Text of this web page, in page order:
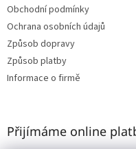
Obchodní podmínky
Ochrana osobních údajů
Způsob dopravy
Způsob platby
Informace o firmě
Přijímáme online